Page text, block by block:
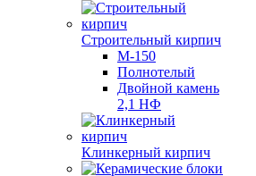
Строительный кирпич
М-150
Полнотелый
Двойной камень
2,1 НФ
Клинкерный кирпич